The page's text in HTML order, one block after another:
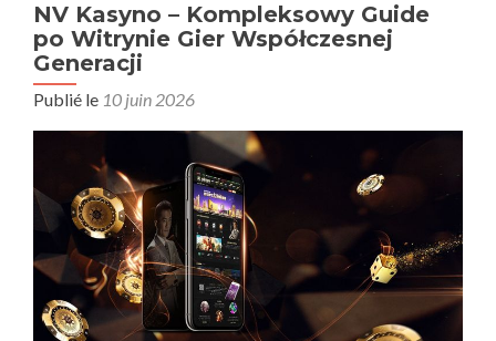
NV Kasyno – Kompleksowy Guide
po Witrynie Gier Współczesnej
Generacji
Publié le 10 juin 2026